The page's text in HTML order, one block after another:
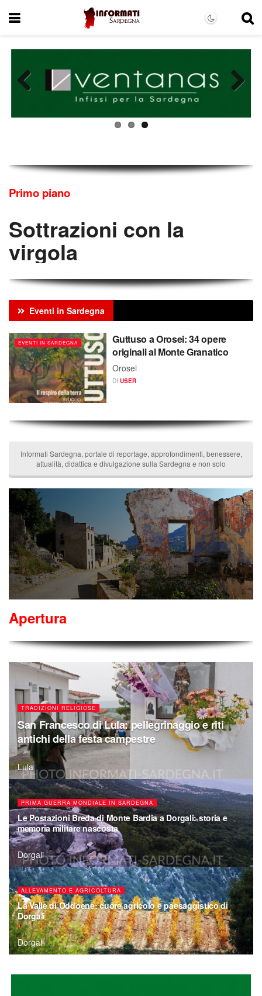
Primo piano
Sottrazioni con la
virgola
Eventi in Sardegna
EVENTI IN SARDEGNA
Guttuso a Orosei: 34 opere
originali al Monte Granatico
Orosei
DI USER
Informati Sardegna, portale di reportage, approfondimenti, benessere,
attualità, didattica e divulgazione sulla Sardegna e non solo
Apertura
TRADIZIONI RELIGIOSE
San Francesco di Lula: pellegrinaggio e riti
antichi della festa campestre
Lula
PRIMA GUERRA MONDIALE IN SARDEGNA
Le Postazioni Breda di Monte Bardia a Dorgali: storia e
memoria militare nascosta
Dorgali
ALLEVAMENTO E AGRICOLTURA
La Valle di Oddoene: cuore agricolo e paesaggistico di
Dorgali
Dorgali